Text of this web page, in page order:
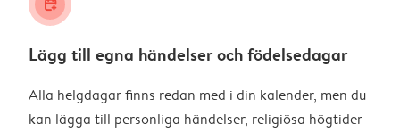
calendar_plus
Lägg till egna händelser och födelsedagar
Alla helgdagar finns redan med i din kalender, men du
kan lägga till personliga händelser, religiösa högtider